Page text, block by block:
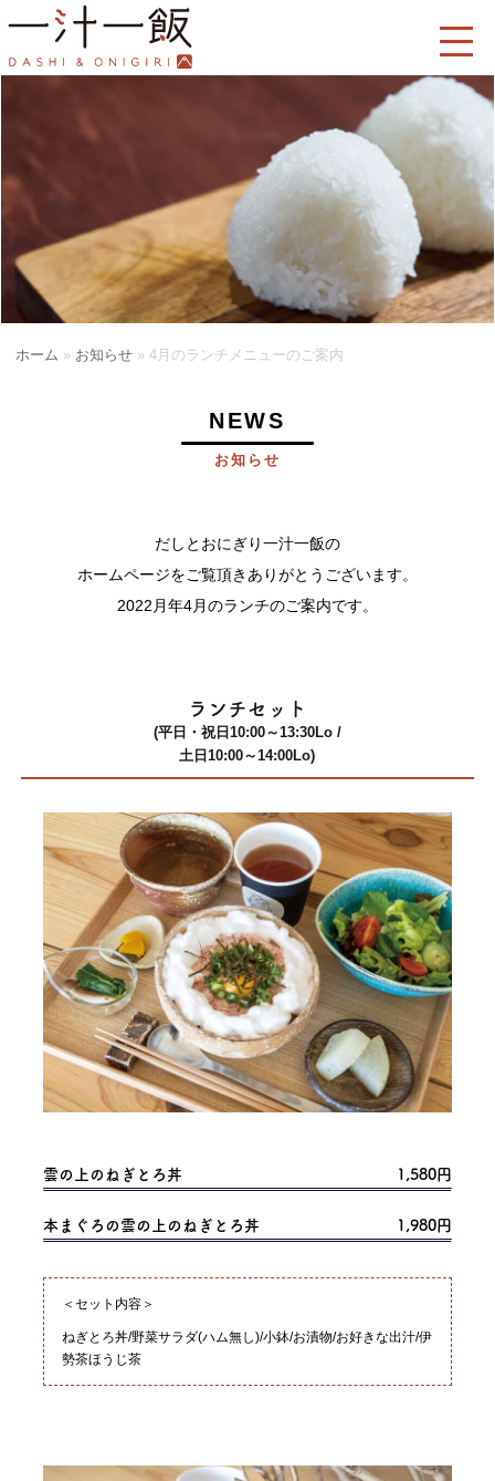
ホーム » お知らせ » 4月のランチメニューのご案内
NEWS
お知らせ
だしとおにぎり一汁一飯の
ホームページをご覧頂きありがとうございます。
2022月年4月のランチのご案内です。
ランチセット
(平日・祝日10:00～13:30Lo /
土日10:00～14:00Lo)
雲の上のねぎとろ丼 1,580円
本まぐろの雲の上のねぎとろ丼 1,980円
＜セット内容＞
ねぎとろ丼/野菜サラダ(ハム無し)/小鉢/お漬物/お好きな出汁/伊
勢茶ほうじ茶